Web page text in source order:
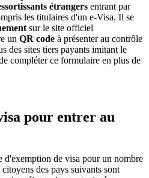
étrangers entrant par
les titulaires d'un e-Visa. Il se
sur le site officiel
un QR code à présenter au contrôle
sites tiers payants imitant le
compléter ce formulaire en plus de
pour entrer au
de visa pour un nombre
des pays suivants sont